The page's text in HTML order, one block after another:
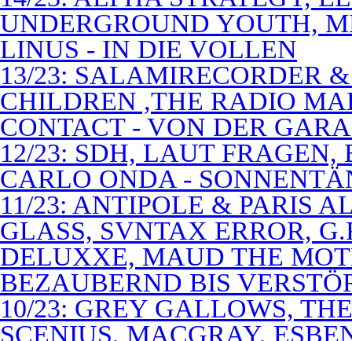
UNDERGROUND YOUTH,
LINUS - IN DIE VOLLEN
13/23: SALAMIRECORDER
CHILDREN ,THE RADIO
CONTACT - VON DER
12/23: SDH, LAUT
CARLO ONDA -
11/23: ANTIPOLE & PARIS
GLASS, SVNTAX ERROR,
DELUXXE, MAUD THE
BEZAUBERND BIS
10/23: GREY GALLOWS,
SCENIUS, MACGRAY,